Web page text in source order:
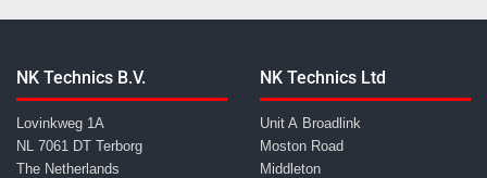
NK Technics B.V.
Lovinkweg 1A
NL 7061 DT Terborg
The Netherlands
NK Technics Ltd
Unit A Broadlink
Moston Road
Middleton